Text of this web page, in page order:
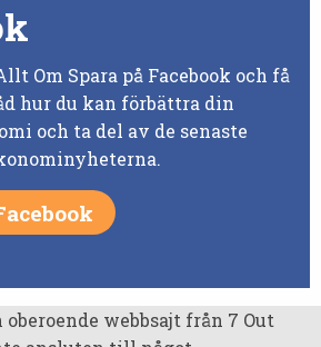
Om Spara på Facebook och få
hur du kan förbättra din
och ta del av de senaste
webbsajt från 7 Out